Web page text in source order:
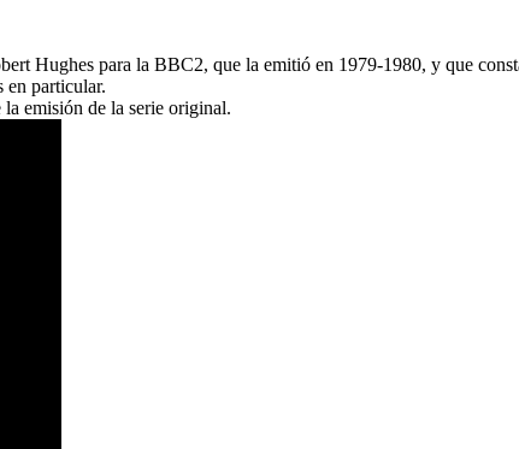
Hughes para la BBC2, que la emitió en 1979-1980, y que
en particular.
emisión de la serie original.